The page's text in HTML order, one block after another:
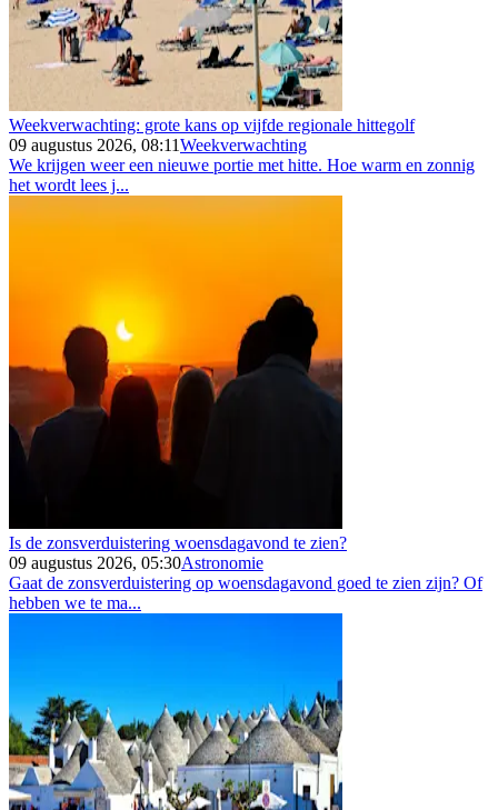
Weekverwachting: grote kans op vijfde regionale hittegolf
09 augustus 2026, 08:11Weekverwachting
We krijgen weer een nieuwe portie met hitte. Hoe warm en zonnig
het wordt lees j...
Is de zonsverduistering woensdagavond te zien?
09 augustus 2026, 05:30Astronomie
Gaat de zonsverduistering op woensdagavond goed te zien zijn? Of
hebben we te ma...